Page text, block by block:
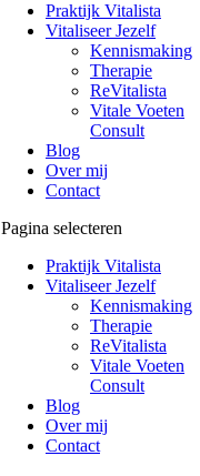
Praktijk Vitalista
Vitaliseer Jezelf
Kennismaking
Therapie
ReVitalista
Vitale Voeten
Consult
Blog
Over mij
Contact
Pagina selecteren
Praktijk Vitalista
Vitaliseer Jezelf
Kennismaking
Therapie
ReVitalista
Vitale Voeten
Consult
Blog
Over mij
Contact